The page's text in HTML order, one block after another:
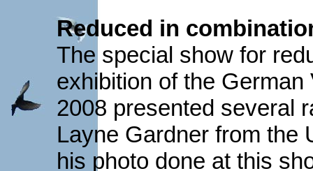
Reduced in
The special show for
exhibition of the
2008 presented several
Layne Gardner from the
his photo done at this